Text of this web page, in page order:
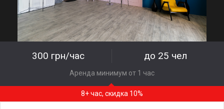
300 грн/час до 25 чел
Аренда минимум от 1 час
8+ час, скидка 10%